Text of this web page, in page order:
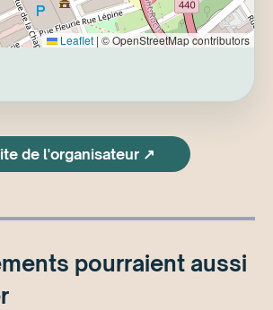
Leaflet |© OpenStreetMap contributors
de l'organisateur ↗
pourraient aussi